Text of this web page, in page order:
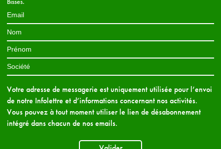
Votre adresse de messagerie est uniquement utilisée pour l’envoi
de notre Infolettre et d’informations concernant nos activités.
Vous pouvez à tout moment utiliser le lien de désabonnement
intégré dans chacun de nos emails.